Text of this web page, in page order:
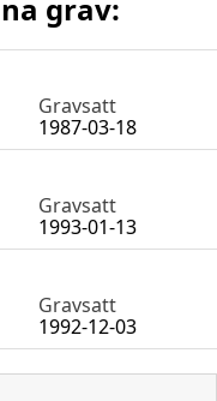
grav:
Gravsatt
1987-03-18
Gravsatt
1993-01-13
Gravsatt
1992-12-03